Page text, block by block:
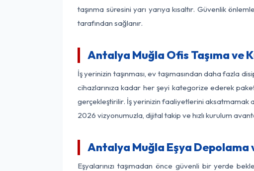
taşınma süresini yarı yarıya kısaltır. Güvenlik
tarafından sağlanır.
Antalya Muğla Ofis Taşıma ve
İş yerinizin taşınması, ev taşımasından daha fazla
cihazlarınıza kadar her şeyi kategorize ederek
gerçekleştirilir. İş yerinizin faaliyetlerini aksatmamak
2026 vizyonumuzla, dijital takip ve hızlı kurulum
Antalya Muğla Eşya Depolama
Eşyalarınızı taşımadan önce güvenli bir yerde